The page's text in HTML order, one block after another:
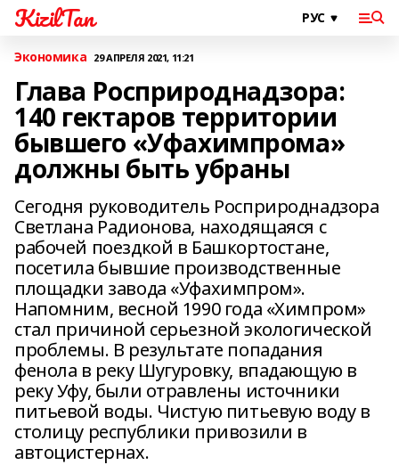
KizilTan
Экономика 29 АПРЕЛЯ 2021, 11:21
Глава Росприроднадзора:
140 гектаров территории
бывшего «Уфахимпрома»
должны быть убраны
Сегодня руководитель Росприроднадзора
Светлана Радионова, находящаяся с
рабочей поездкой в Башкортостане,
посетила бывшие производственные
площадки завода «Уфахимпром».
Напомним, весной 1990 года «Химпром»
стал причиной серьезной экологической
проблемы. В результате попадания
фенола в реку Шугуровку, впадающую в
реку Уфу, были отравлены источники
питьевой воды. Чистую питьевую воду в
столицу республики привозили в
автоцистернах.